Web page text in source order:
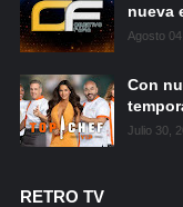
nueva
Agosto
Con
Julio 30,
RETRO TV